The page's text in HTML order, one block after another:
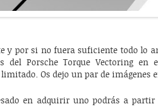
y por si no fuera suficiente todo lo
del Porsche Torque Vectoring
Os dejo un par de imágenes
en adquirir uno podrás a